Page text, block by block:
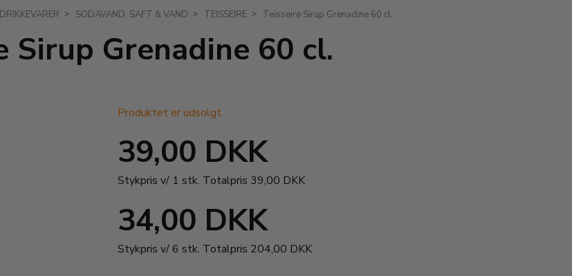
SODAVAND, SAFT & VAND TEISSEIRE Teisseire Sirup Grenadine 60 cl.
Sirup Grenadine 60 cl.
Produktet er udsolgt.
39,00 DKK
Stykpris v/ 1 stk. Totalpris 39,00 DKK
34,00 DKK
Stykpris v/ 6 stk. Totalpris 204,00 DKK